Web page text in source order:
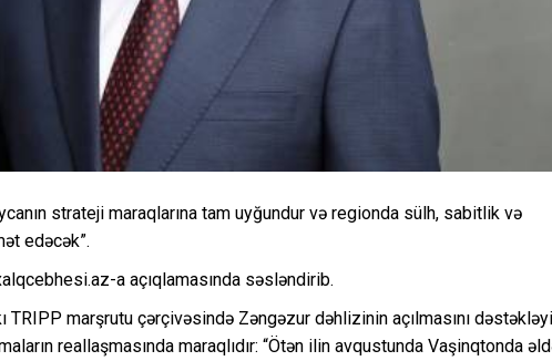
strateji maraqlarına tam uyğundur və regionda sülh, sabitlik və
edəcək”.
a açıqlamasında səsləndirib.
marşrutu çərçivəsində Zəngəzur dəhlizinin açılmasını
reallaşmasında maraqlıdır: “Ötən ilin avqustunda Vaşinqtonda